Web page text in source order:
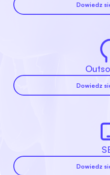
Dowiedz
Dowiedz
Dowiedz